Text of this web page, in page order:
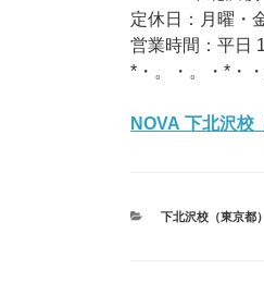
定休日：月曜・
営業時間：平日
*・。・。・*・
NOVA 下北沢校
カ
下北沢校（東京都）